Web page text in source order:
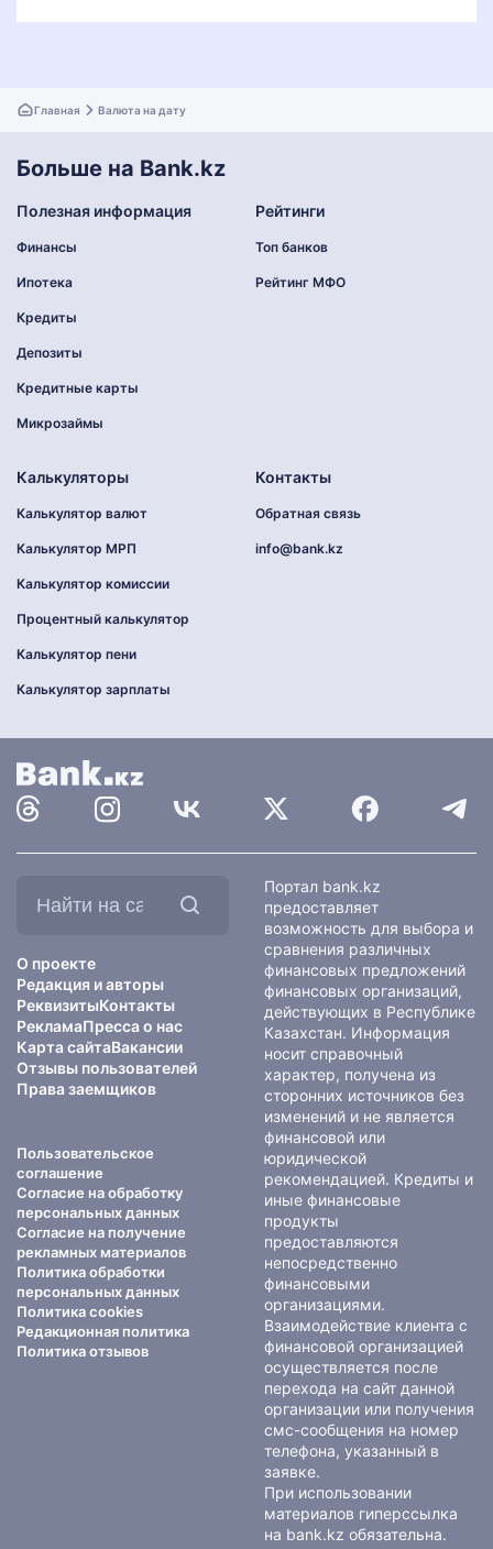
Главная Валюта на дату
Больше на Bank.kz
Полезная информация
Финансы
Ипотека
Кредиты
Депозиты
Кредитные карты
Микрозаймы
Рейтинги
Топ банков
Рейтинг МФО
Калькуляторы
Калькулятор валют
Калькулятор МРП
Калькулятор комиссии
Процентный калькулятор
Калькулятор пени
Калькулятор зарплаты
Контакты
Обратная связь
info@bank.kz
О проекте
Редакция и авторы
РеквизитыКонтакты
РекламаПресса о нас
Карта сайтаВакансии
Отзывы пользователей
Права заемщиков
Пользовательское
соглашение
Согласие на обработку
персональных данных
Согласие на получение
рекламных материалов
Политика обработки
персональных данных
Политика cookies
Редакционная политика
Политика отзывов
Портал bank.kz
предоставляет
возможность для выбора и
сравнения различных
финансовых предложений
финансовых организаций,
действующих в Республике
Казахстан. Информация
носит справочный
характер, получена из
сторонних источников без
изменений и не является
финансовой или
юридической
рекомендацией. Кредиты и
иные финансовые
продукты
предоставляются
непосредственно
финансовыми
организациями.
Взаимодействие клиента с
финансовой организацией
осуществляется после
перехода на сайт данной
организации или получения
смс-сообщения на номер
телефона, указанный в
заявке.
При использовании
материалов гиперссылка
на bank.kz обязательна.